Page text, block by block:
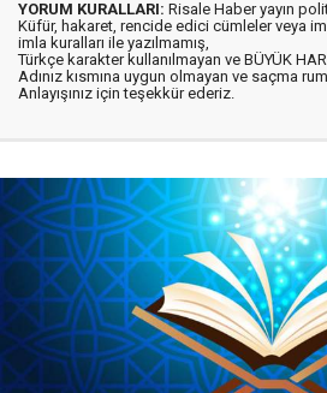
YORUM KURALLARI: Risale Haber yayın
Küfür, hakaret, rencide edici cümleler veya
imla kuralları ile yazılmamış,
Türkçe karakter kullanılmayan ve BÜYÜK
Adınız kısmına uygun olmayan ve saçma
Anlayışınız için teşekkür ederiz.